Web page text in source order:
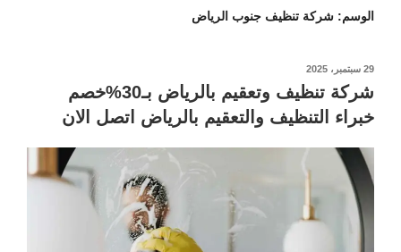
الوسم: شركة تنظيف جنوب الرياض
نُشر
29 سبتمبر، 2025
شركة تنظيف وتعقيم بالرياض بـ30%خصم
خبراء التنظيف والتعقيم بالرياض اتصل الان